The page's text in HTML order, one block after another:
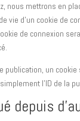
nous mettrons en
vie d’un cookie de
de connexion
publication, un
l’ID de la
depuis